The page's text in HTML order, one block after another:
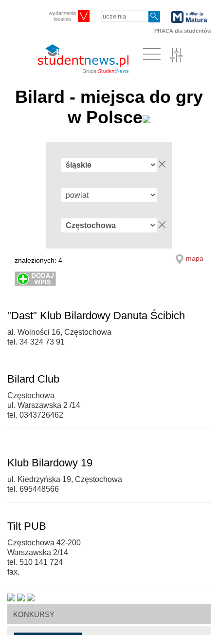
wydarzenia
lokalnie
PRACA dla studentów
KONKURSY
Bilard - miejsca do gry
w Polsce
znalezionych: 4 mapa
"Dast" Klub Bilardowy Danuta Ścibich
al. Wolności 16, Częstochowa
tel. 34 324 73 91
Bilard Club
Częstochowa
ul. Warszawska 2 /14
tel. 0343726462
Klub Bilardowy 19
ul. Kiedrzyńska 19, Częstochowa
tel. 695448566
Tilt PUB
Częstochowa 42-200
Warszawska 2/14
tel. 510 141 724
fax.